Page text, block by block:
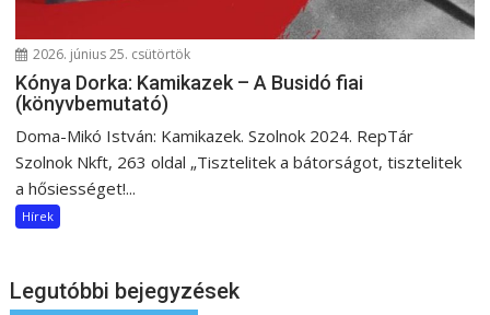
2026. június 25. csütörtök
Kónya Dorka: Kamikazek – A Busidó fiai
(könyvbemutató)
Doma-Mikó István: Kamikazek. Szolnok 2024. RepTár
Szolnok Nkft, 263 oldal „Tisztelitek a bátorságot, tisztelitek
a hősiességet!...
Hírek
Legutóbbi bejegyzések